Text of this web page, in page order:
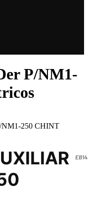
P/NM1-
250 CHINT